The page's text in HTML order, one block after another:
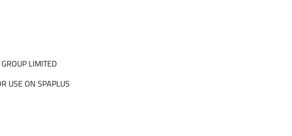
LIMITED
USE ON SPAPLUS